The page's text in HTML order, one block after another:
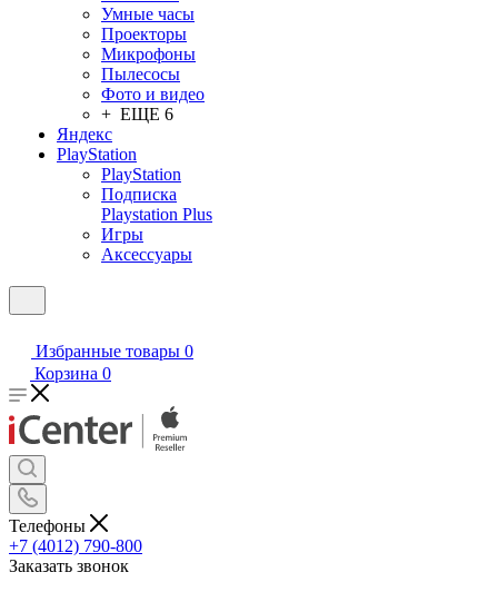
Умные часы
Проекторы
Микрофоны
Пылесосы
Фото и видео
+ ЕЩЕ 6
Яндекс
PlayStation
PlayStation
Подписка
Playstation Plus
Игры
Аксессуары
Избранные товары 0
Корзина 0
Телефоны
+7 (4012) 790-800
Заказать звонок